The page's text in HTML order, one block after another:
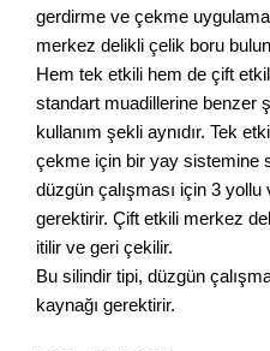
gerdirme ve çekme
merkez delikli çelik boru
Hem tek etkili hem de çift
standart muadillerine benzer
kullanım şekli aynıdır. Tek
çekme için bir yay sistemine
düzgün çalışması için 3 yollu
gerektirir. Çift etkili merkez
itilir ve geri çekilir.
Bu silindir tipi, düzgün
kaynağı gerektirir.